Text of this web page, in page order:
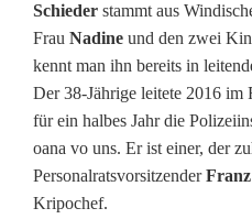
h
a
t
e
i
Schieder stammt aus
Frau Nadine und den zwei
kennt man ihn bereits in
Der 38-Jährige leitete 2016 im
für ein halbes Jahr die
oana vo uns. Er ist einer, der
Personalratsvorsitzender
Kripochef.